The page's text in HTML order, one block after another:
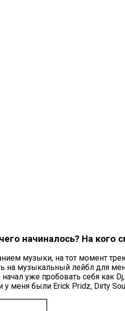
начиналось? На кого
музыки, на тот момент
на музыкальный лейбл для
уже пробовать себя как
меня были Erick Pridz, Dirty